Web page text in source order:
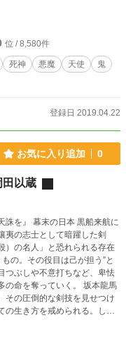
位 / 8,580件
死神 悪魔 天使
鬼
登録日 2019.04.22
お気に入り追加 0
田以蔵
黒船来航に
夷の志士として暗躍した剣
）の名人」と恐れられる存在
の。その役目は己が担う”と
つぶしや不意打ちなど、卑怯
奪っていく。 坂本龍馬
その圧倒的な剣技を見せつけ
の生き方を戒められる。しか
はなかった。 やがてその非